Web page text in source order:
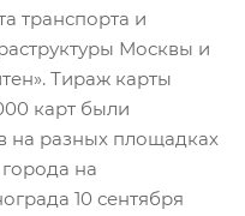
транспорта и
Москвы и
Тираж карты
карт были
на разных площадках
на
10 сентября